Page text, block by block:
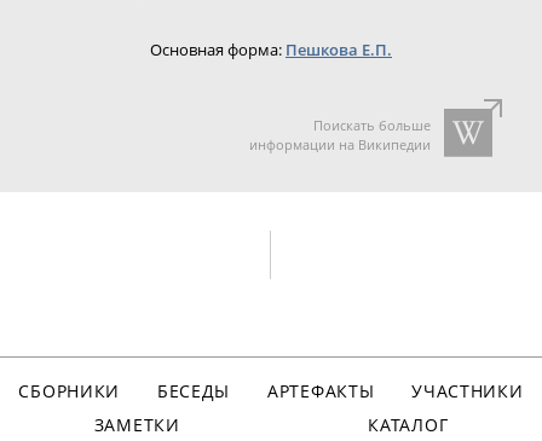
Основная форма: Пешкова Е.П.
Поискать больше
информации на Википедии
СБОРНИКИ БЕСЕДЫ АРТЕФАКТЫ
УЧАСТНИКИ
ЗАМЕТКИ
КАТАЛОГ